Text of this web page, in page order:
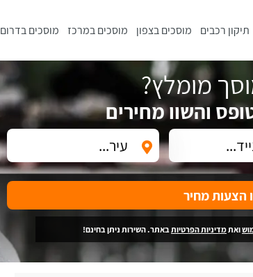
תיקון רכבים מוסכים בצפון מוסכים במרכז מוסכים בדרום
מומלץ?
והשוו מחירים
הצעות מחיר
ואתמדיניות הפרטיותבאתר. השירות ניתן בחינם!